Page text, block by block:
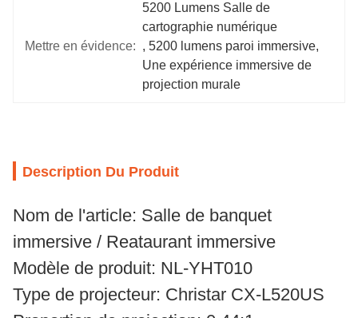
Mettre en évidence:
5200 Lumens Salle de
cartographie numérique
, 5200 lumens paroi immersive,
Une expérience immersive de
projection murale
Description Du Produit
Nom de l'article: Salle de banquet
immersive / Reataurant immersive
Modèle de produit: NL-YHT010
Type de projecteur: Christar CX-L520US